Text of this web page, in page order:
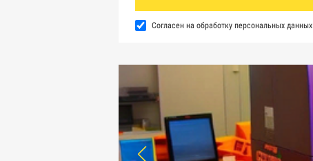
Согласен на обработку персональных данных